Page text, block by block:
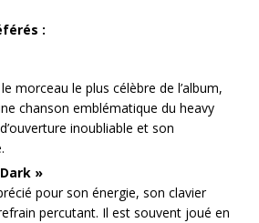
:
morceau le plus célèbre de l’album,
chanson emblématique du heavy
inoubliable et son
»
pour son énergie, son clavier
percutant. Il est souvent joué en